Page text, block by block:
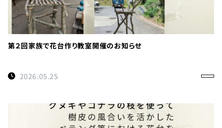
第２回家族で花台作り教室開催のお知らせ
2026.05.25